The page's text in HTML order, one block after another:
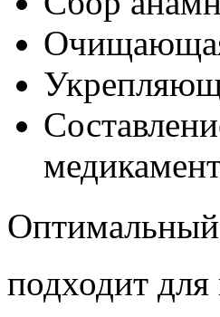
подходит